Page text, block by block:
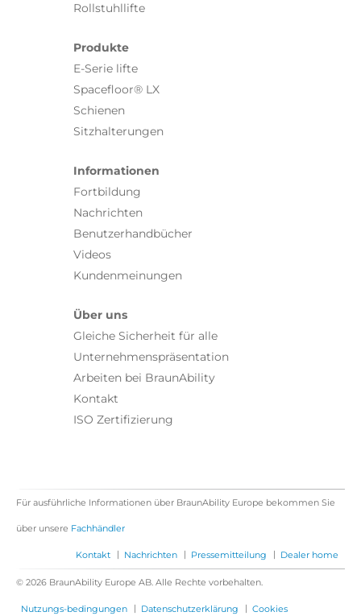
Rollstuhllifte
Produkte
E-Serie lifte
Spacefloor® LX
Schienen
Sitzhalterungen
Informationen
Fortbildung
Nachrichten
Benutzerhandbücher
Videos
Kundenmeinungen
Über uns
Gleiche Sicherheit für alle
Unternehmenspräsentation
Arbeiten bei BraunAbility
Kontakt
ISO Zertifizierung
Für ausführliche Informationen über BraunAbility Europe bekommen Sie
über unsere Fachhändler
Kontakt | Nachrichten | Pressemitteilung | Dealer home
© 2026 BraunAbility Europe AB. Alle Rechte vorbehalten.
Nutzungs-bedingungen | Datenschutzerklärung | Cookies